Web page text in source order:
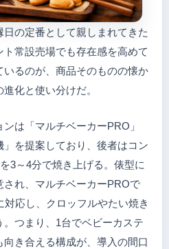
の定番として親しまれてきた
常設売場でも存在感を高めて
るのが、商品そのものの懐か
化と使い分けだ。
は「マルチベーカーPRO」
を提案しており、後者はコン
3～4分で焼き上げる。俵型に
れ、マルチベーカーPROで
応し、クロッフルやたい焼き
つまり、1台でベビーカステ
き合える構成が、導入の間口